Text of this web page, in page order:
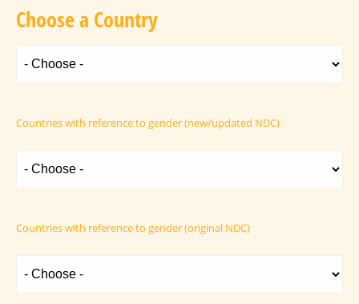
Choose a Country
Countries with reference to gender (new/updated NDC)
Countries with reference to gender (original NDC)